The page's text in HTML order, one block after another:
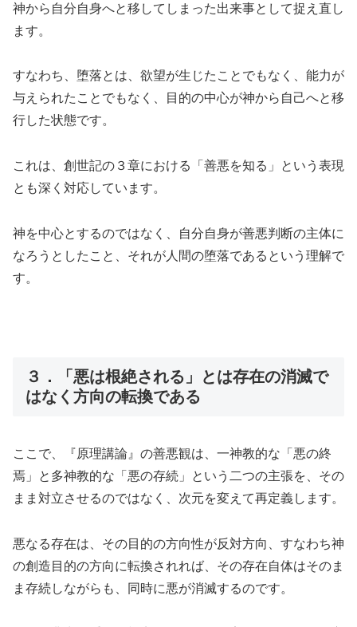
神から自分自身へと移してしまった出来事として捉え直し
ます。
すなわち、堕落とは、欲望が生じたことでもなく、能力が
与えられたことでもなく、目的の中心が神から自己へと移
行した状態です。
これは、創世記の３章における「善悪を知る」という表現
とも深く対応しています。
神を中心とするのではなく、自分自身が善悪判断の主体に
なろうとしたこと、それが人間の堕落であるという理解で
す。
３．「悪は根絶される」とは存在の消滅で
はなく方向の転換である
ここで、『原理講論』の善悪観は、一神教的な「悪の終
焉」と多神教的な「悪の存続」という二つの主張を、その
まま対立させるのではなく、次元を変えて再定義します。
悪なる存在は、その目的の方向性が反対方向、すなわち神
の創造目的の方向に転換されれば、その存在自体はそのま
ま存続しながらも、同時に悪が消滅するのです。